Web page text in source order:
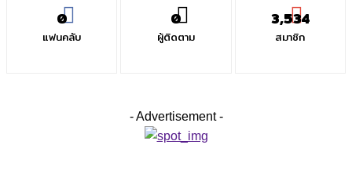
0
แฟนคลับ
0
ผู้ติดตาม
3,534
สมาชิก
- Advertisement -